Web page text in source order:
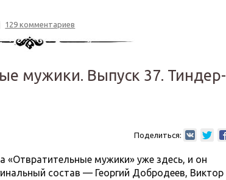
129 комментариев
мужики. Выпуск 37. Тиндер-
Поделиться:
«Отвратительные мужики» уже здесь, и он
состав — Георгий Добродеев, Виктор